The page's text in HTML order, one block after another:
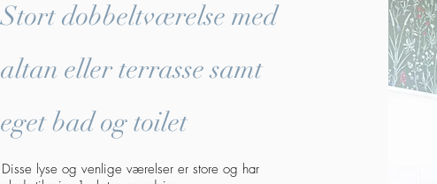
Stort dobbeltværelse med
altan eller terrasse samt
eget bad og toilet
Disse lyse og venlige værelser er store og har